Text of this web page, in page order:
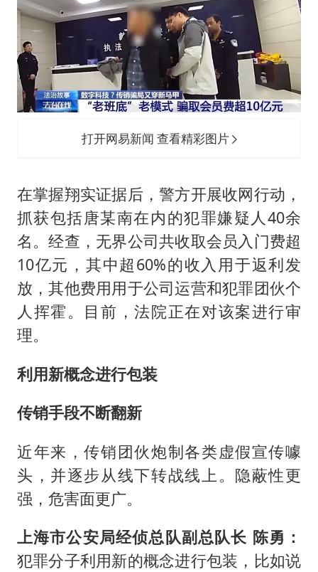
打开网易新闻 查看精彩图片
在掌握翔实证据后，警方开展收网行动，
抓获包括唐某南在内的犯罪嫌疑人40余
名。经查，无界公司共收取会员入门费超
10亿元，其中超60%的收入用于返利发
放，其他费用用于公司运营和犯罪团伙个
人挥霍。目前，法院正在对该案进行审
理。
利用新概念进行包装
传销手段不断翻新
近年来，传销团伙炮制各类虚假宣传噱
头，并逐步从线下转战线上。隐蔽性更
强，危害面更广。
上海市公安局经侦总队副总队长 陈勇：
犯罪分子利用新的概念进行包装，比如说